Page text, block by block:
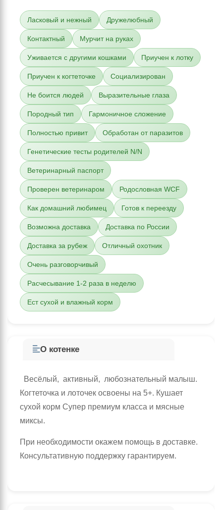
Ласковый и нежный Дружелюбный
Контактный Мурчит на руках
Уживается с другими кошками Приучен к лотку
Приучен к когтеточке Социализирован
Не боится людей Выразительные глаза
Породный тип Гармоничное сложение
Полностью привит Обработан от паразитов
Генетические тесты родителей N/N
Ветеринарный паспорт
Проверен ветеринаром Родословная WCF
Как домашний любимец Готов к переезду
Возможна доставка Доставка по России
Доставка за рубеж Отличный охотник
Очень разговорчивый
Расчесывание 1-2 раза в неделю
Ест сухой и влажный корм
О котенке
Весёлый, активный, любознательный малыш.
Когтеточка и лоточек освоены на 5+. Кушает
сухой корм Супер премиум класса и мясные
миксы.
При необходимости окажем помощь в доставке.
Консультативную поддержку гарантируем.